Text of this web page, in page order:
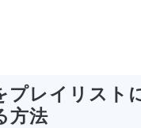
プレイリスト
方法